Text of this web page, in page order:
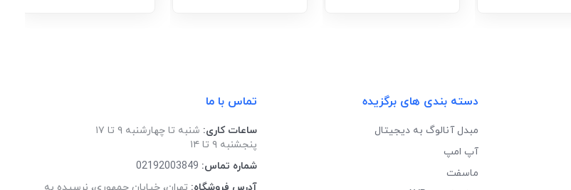
دسته بندی های برگزیده
مبدل آنالوگ به دیجیتال
آپ امپ
ماسفت
تماس با ما
ساعات کاری: شنبه تا چهارشنبه ۹ تا ۱۷
پنجشنبه ۹ تا ۱۴
شماره تماس: 02192003849